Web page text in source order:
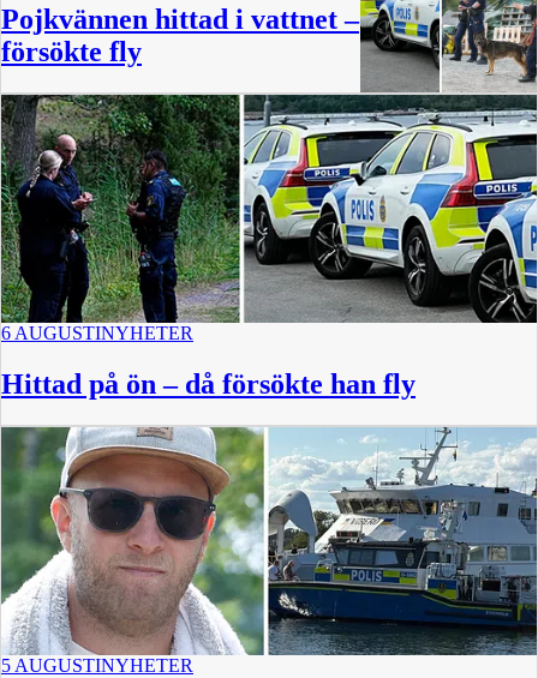
Pojkvännen hittad i vattnet –
försökte fly
6 AUGUSTINYHETER
Hittad på ön – då försökte han fly
5 AUGUSTINYHETER